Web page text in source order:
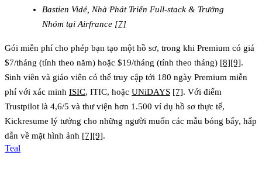
Bastien Vidé, Nhà Phát Triển Full-stack & Trưởng
Nhóm tại Airfrance [7]
Gói miễn phí cho phép bạn tạo một hồ sơ, trong khi Premium có giá
$7/tháng (tính theo năm) hoặc $19/tháng (tính theo tháng) [8][9].
Sinh viên và giáo viên có thể truy cập tới 180 ngày Premium miễn
phí với xác minh ISIC, ITIC, hoặc UNiDAYS [7]. Với điểm
Trustpilot là 4,6/5 và thư viện hơn 1.500 ví dụ hồ sơ thực tế,
Kickresume lý tưởng cho những người muốn các mẫu bóng bẩy, hấp
dẫn về mặt hình ảnh [7][9].
Teal